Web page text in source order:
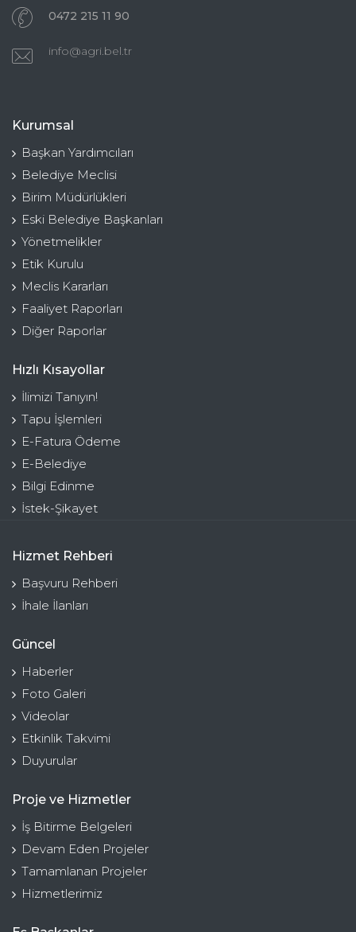
0472 215 11 90
info@agri.bel.tr
Kurumsal
Başkan Yardımcıları
Belediye Meclisi
Birim Müdürlükleri
Eski Belediye Başkanları
Yönetmelikler
Etik Kurulu
Meclis Kararları
Faaliyet Raporları
Diğer Raporlar
Hızlı Kısayollar
İlimizi Tanıyın!
Tapu İşlemleri
E-Fatura Ödeme
E-Belediye
Bilgi Edinme
İstek-Şikayet
Hizmet Rehberi
Başvuru Rehberi
İhale İlanları
Güncel
Haberler
Foto Galeri
Videolar
Etkinlik Takvimi
Duyurular
Proje ve Hizmetler
İş Bitirme Belgeleri
Devam Eden Projeler
Tamamlanan Projeler
Hizmetlerimiz